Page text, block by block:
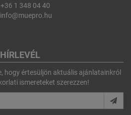
+36 1 348 04 40
info@muepro.hu
HÍRLEVÉL
hogy értesüljön aktuális ajánlatainkról
ismereteket szerezzen!